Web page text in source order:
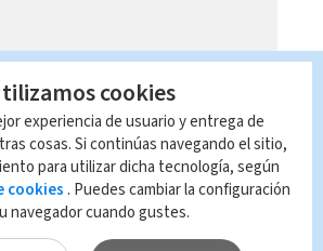
cookies
experiencia de usuario y entrega de
cosas. Si continúas navegando el sitio,
para utilizar dicha tecnología, según
cookies . Puedes cambiar la configuración
navegador cuando gustes.